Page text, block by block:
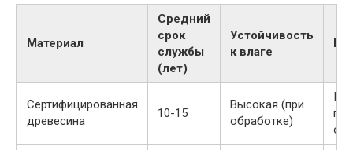
Материал
Средний
срок
службы
(лет)
Устойчивость
к влаге
Сертифицированная
древесина
10-15
Высокая (при
обработке)